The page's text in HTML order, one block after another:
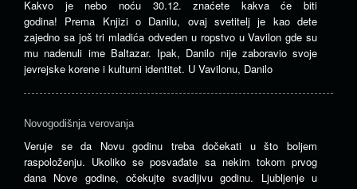
Kakvo je nebo noću 30.12. znaćete kakva će biti
godina! Prema Knjizi o Danilu, ovaj svetitelj je kao dete
zajedno sa još tri mladića odveden u ropstvo u Vavilon gde su
mu nadenuli ime Baltazar. Ipak, Danilo nije zaboravio svoje
jevrejske korene i kulturni identitet. U Vavilonu, Danilo
Novogodišnja verovanja
Veruje se da Novu godinu treba dočekati u što boljem
raspoloženju. Ukoliko se posvađate sa nekim tokom prvog
dana Nove godine, očekujte svadljivu godinu. Ljubljenje u